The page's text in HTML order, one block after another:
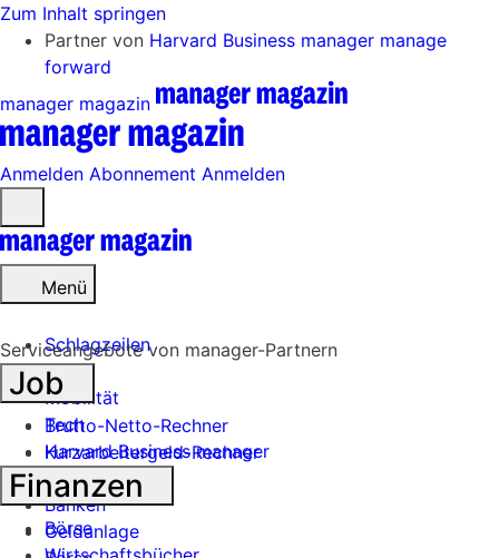
Zum Inhalt springen
Partner von Harvard Business manager manage
forward
manager magazin
Anmelden Abonnement Anmelden
öffnen
Menü
Schlagzeilen
Mobilität
Tech
Harvard Business manager
Handel
Banken
Geldanlage
Serviceangebote von manager-Partnern
Job
Brutto-Netto-Rechner
Kurzarbeitergeld-Rechner
Finanzen
Börse